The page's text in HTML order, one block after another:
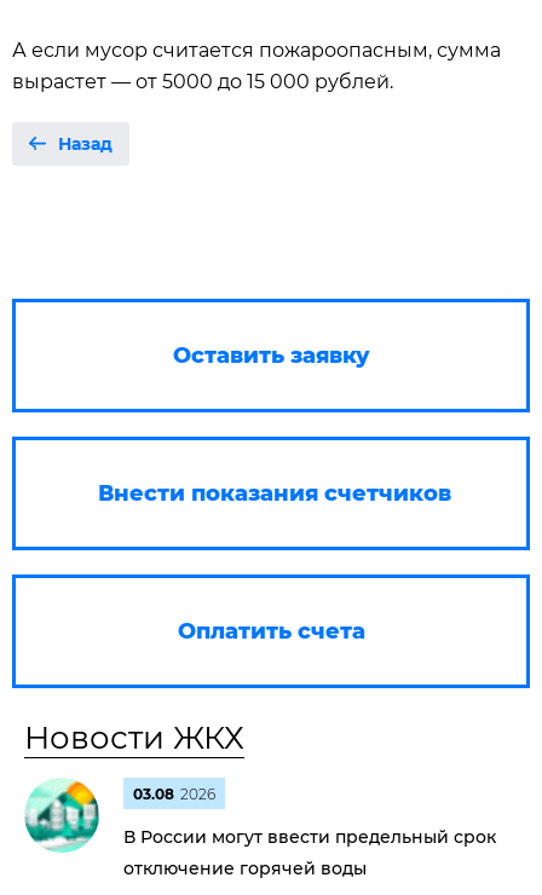
А если мусор считается пожароопасным, сумма
вырастет — от 5000 до 15 000 рублей.
Назад
Оставить заявку
Внести показания счетчиков
Оплатить счета
Новости ЖКХ
03.08 2026
В России могут ввести предельный срок
отключение горячей воды